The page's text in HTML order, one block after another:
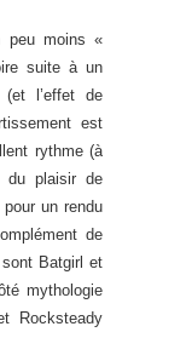
peu moins «
suite à un
l’effet de
est
rythme (à
du plaisir de
un rendu
de
Batgirl et
mythologie
Rocksteady